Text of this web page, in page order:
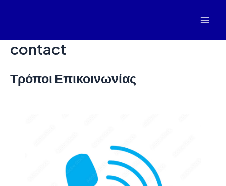
contact
Τρόποι Επικοινωνίας